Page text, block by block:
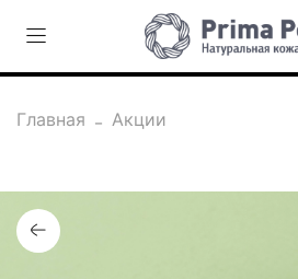
Главная Акции